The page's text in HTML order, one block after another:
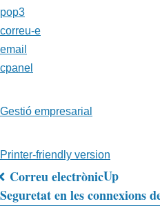
pop3
correu-e
email
cpanel
Gestió empresarial
Printer-friendly version
Book
Correu electrònicUp
Seguretat en les connexions